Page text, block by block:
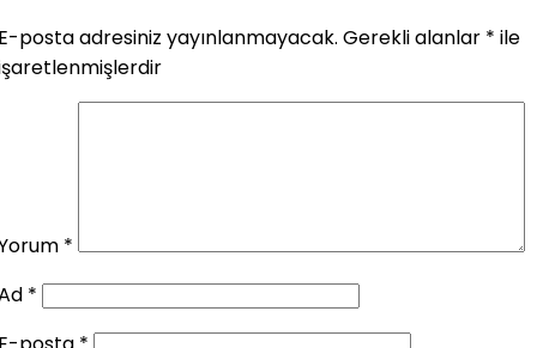
posta adresiniz yayınlanmayacak. Gerekli alanlar * ile
*
*